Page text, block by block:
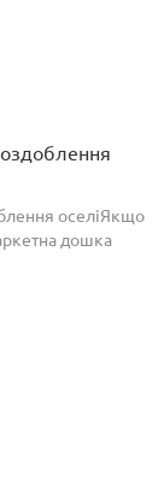
оселіЯкщо
дошка